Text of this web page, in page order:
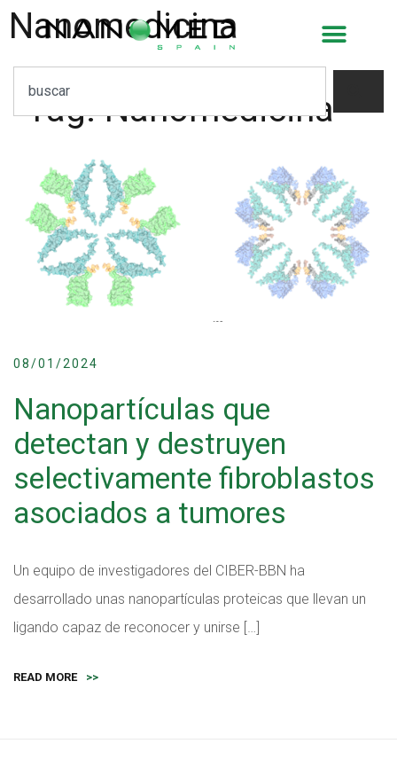
Nanomedicina
Tag:Nanomedicina
08/01/2024
Nanopartículas que
detectan y destruyen
selectivamente fibroblastos
asociados a tumores
Un equipo de investigadores del CIBER-BBN ha
desarrollado unas nanopartículas proteicas que llevan un
ligando capaz de reconocer y unirse […]
READ MORE >>